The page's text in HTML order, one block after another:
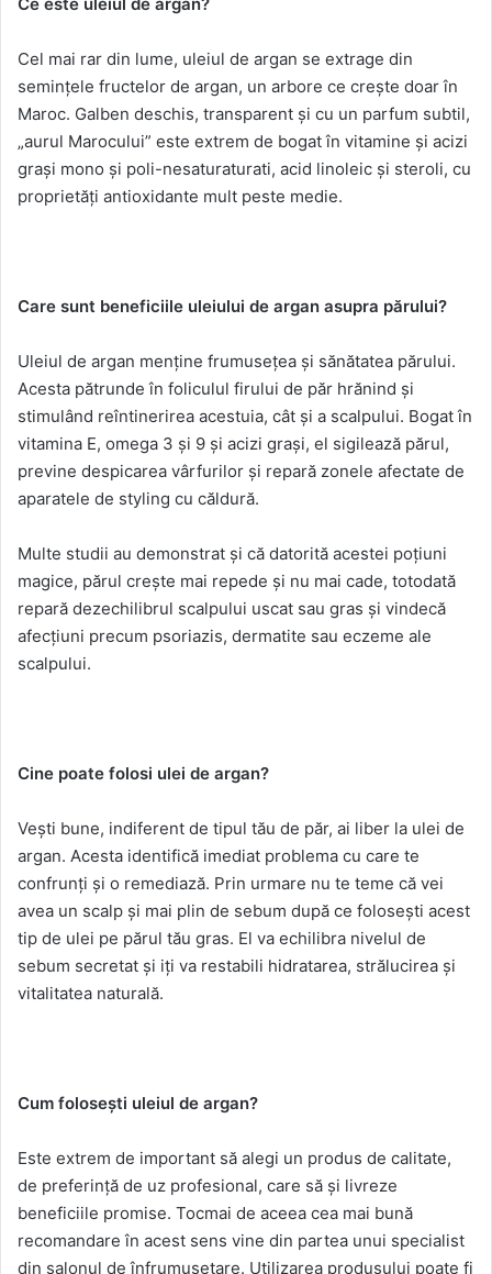
Cel mai rar din lume, uleiul de argan se extrage din
semințele fructelor de argan, un arbore ce crește doar în
Maroc. Galben deschis, transparent și cu un parfum subtil,
„aurul Marocului” este extrem de bogat în vitamine și acizi
grași mono și poli-nesaturaturati, acid linoleic și steroli, cu
proprietăți antioxidante mult peste medie.
Care sunt beneficiile uleiului de argan asupra părului?
Uleiul de argan menține frumusețea și sănătatea părului.
Acesta pătrunde în foliculul firului de păr hrănind și
stimulând reîntinerirea acestuia, cât și a scalpului. Bogat în
vitamina E, omega 3 și 9 și acizi grași, el sigilează părul,
previne despicarea vârfurilor și repară zonele afectate de
aparatele de styling cu căldură.
Multe studii au demonstrat și că datorită acestei poțiuni
magice, părul crește mai repede și nu mai cade, totodată
repară dezechilibrul scalpului uscat sau gras și vindecă
afecțiuni precum psoriazis, dermatite sau eczeme ale
scalpului.
Cine poate folosi ulei de argan?
Vești bune, indiferent de tipul tău de păr, ai liber la ulei de
argan. Acesta identifică imediat problema cu care te
confrunți și o remediază. Prin urmare nu te teme că vei
avea un scalp și mai plin de sebum după ce folosești acest
tip de ulei pe părul tău gras. El va echilibra nivelul de
sebum secretat și iți va restabili hidratarea, strălucirea și
vitalitatea naturală.
Cum folosești uleiul de argan?
Este extrem de important să alegi un produs de calitate,
de preferință de uz profesional, care să și livreze
beneficiile promise. Tocmai de aceea cea mai bună
recomandare în acest sens vine din partea unui specialist
din salonul de înfrumusețare. Utilizarea produsului poate fi